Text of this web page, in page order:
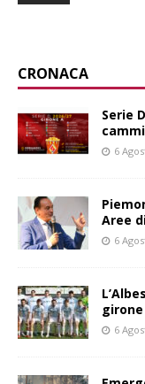
CRONACA
Serie
6
Aree
6
girone
6